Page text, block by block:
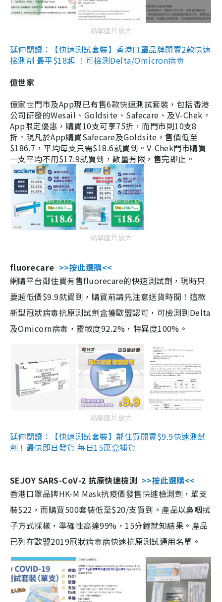
點擊圖片放大
延伸閱讀：【快速測試套裝】香港口罩品牌開賣2款快速
檢測劑 最平$18起 ！可檢測Delta/Omicron病毒
億世家
億家世門市及App現已有售6款快速測試套裝，包括香港
公司研發的Wesail、Goldsite、Safecare、及V-Chek。
App限定優惠，購買10支可享75折，而門市則10支8
折。現凡於App購買Safecare及Goldsite，售價低至
$186.7，平均每支只需$18.6就買到。V-Chek門市購買
一支平均不用$17.9就買到，數量有限，售完即止。
點擊圖片放大
fluorecare >>按此選購<<
網購平台鄰住買有售fluorecare的快速測試劑，現時只
要超低價$9.9就買到，購買前請先注意送貨時間！這款
新型冠狀病毒抗原測試劑盒獲歐盟認可，可檢測到Delta
及Omicorn病毒，靈敏度92.2%，特異度100%。
點擊圖片放大
延伸閱讀：【快速測試套裝】鄰住買開賣$9.9快速測試
劑！最快即日發貨 每日15萬盒補貨
SEJOY SARS-CoV-2 抗原快速檢測 >>按此選購<<
香港口罩品牌HK-M Mask抗疫價發售快速檢測劑，單支
裝$22，而購買500套裝低至$20/支買到。產品以鼻咽拭
子方式採樣，準確性高達99%，15分鐘就知結果。產品
已列在歐盟2019冠狀病毒病快速抗原測試通用名單。